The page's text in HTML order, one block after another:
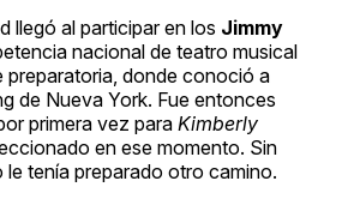
llegó al participar en los Jimmy
nacional de teatro musical
preparatoria, donde conoció a
de Nueva York. Fue entonces
primera vez para Kimberly
en ese momento. Sin
le tenía preparado otro camino.